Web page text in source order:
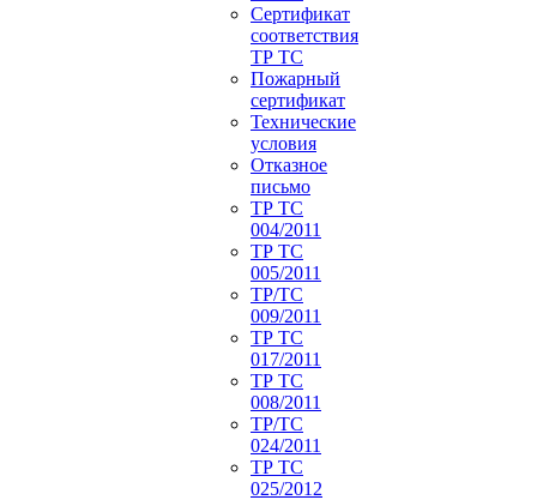
Сертификат
соответствия
ТР ТС
Пожарный
сертификат
Технические
условия
Отказное
письмо
ТР ТС
004/2011
ТР ТС
005/2011
ТР/ТС
009/2011
ТР ТС
017/2011
ТР ТС
008/2011
ТР/ТС
024/2011
ТР ТС
025/2012